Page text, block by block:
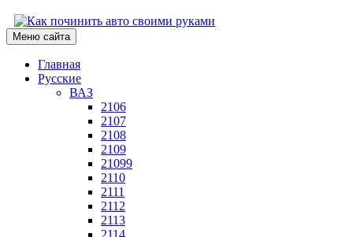
Меню сайта
Главная
Русские
ВАЗ
2106
2107
2108
2109
21099
2110
2111
2112
2113
2114